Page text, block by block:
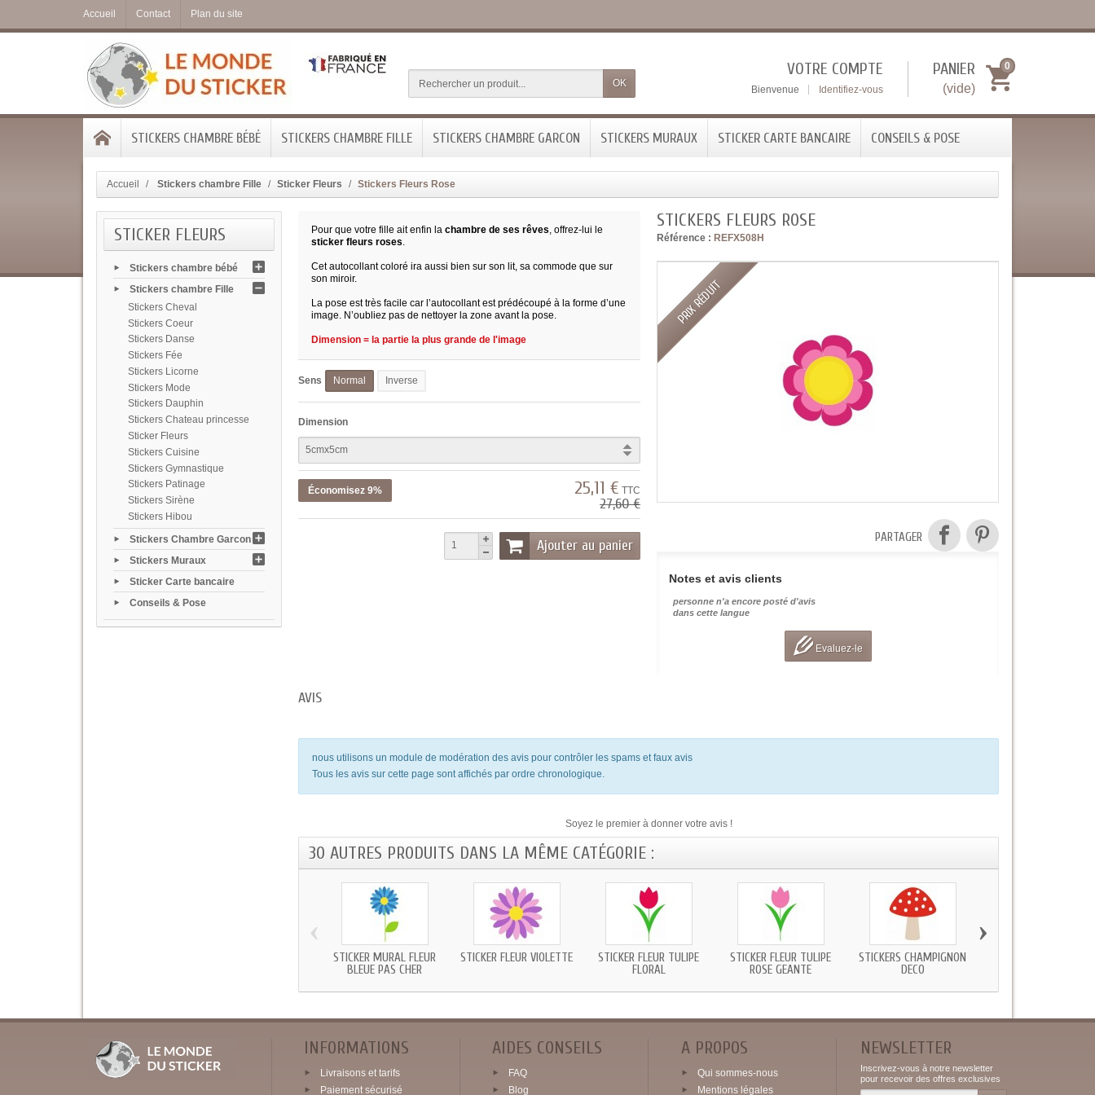
Accueil Contact Plan du site
OK
PANIER
(vide)
0
VOTRE COMPTE
Bienvenue Identifiez-vous
STICKERS CHAMBRE BÉBÉ STICKERS CHAMBRE FILLE STICKERS CHAMBRE GARCON STICKERS MURAUX STICKER CARTE BANCAIRE CONSEILS & POSE
Accueil Stickers chambre Fille Sticker Fleurs Stickers Fleurs Rose
STICKER FLEURS
Stickers chambre bébé
Stickers chambre Fille
Stickers Cheval
Stickers Coeur
Stickers Danse
Stickers Fée
Stickers Licorne
Stickers Mode
Stickers Dauphin
Stickers Chateau princesse
Sticker Fleurs
Stickers Cuisine
Stickers Gymnastique
Stickers Patinage
Stickers Sirène
Stickers Hibou
Stickers Chambre Garcon
Stickers Muraux
Sticker Carte bancaire
Conseils & Pose
STICKERS FLEURS ROSE
Référence : REFX508H
PRIX RÉDUIT
PARTAGER
Notes et avis clients
personne n'a encore posté d'avis
dans cette langue
Evaluez-le
Pour que votre fille ait enfin la chambre de ses rêves, offrez-lui le
sticker fleurs roses.
Cet autocollant coloré ira aussi bien sur son lit, sa commode que sur
son miroir.
La pose est très facile car l’autocollant est prédécoupé à la forme d’une
image. N’oubliez pas de nettoyer la zone avant la pose.
Dimension = la partie la plus grande de l'image
Sens Normal Inverse
Dimension
Économisez 9% 25,11 € TTC
27,60 €
Ajouter au panier
AVIS
nous utilisons un module de modération des avis pour contrôler les spams et faux avis
Tous les avis sur cette page sont affichés par ordre chronologique.
Soyez le premier à donner votre avis !
30 AUTRES PRODUITS DANS LA MÊME CATÉGORIE :
STICKER MURAL FLEUR
BLEUE PAS CHER
STICKER FLEUR VIOLETTE
STICKER FLEUR TULIPE
FLORAL
STICKER FLEUR TULIPE
ROSE GEANTE
STICKERS CHAMPIGNON
DECO
‹ ›
INFORMATIONS
Livraisons et tarifs
Paiement sécurisé
AIDES CONSEILS
FAQ
Blog
A PROPOS
Qui sommes-nous
Mentions légales
NEWSLETTER
Inscrivez-vous à notre newsletter
pour recevoir des offres exclusives